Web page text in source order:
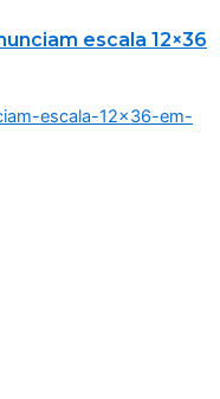
escala 12×36